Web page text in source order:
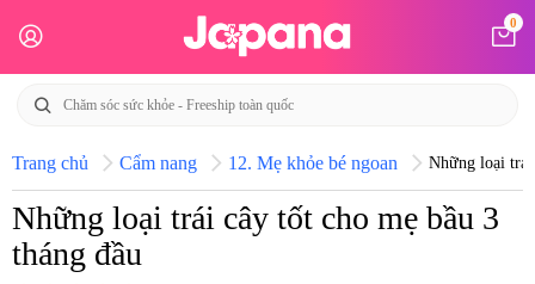
0
Trang chủ Cẩm nang 12. Mẹ khỏe bé ngoan Những loại trái
Những loại trái cây tốt cho mẹ bầu 3
tháng đầu